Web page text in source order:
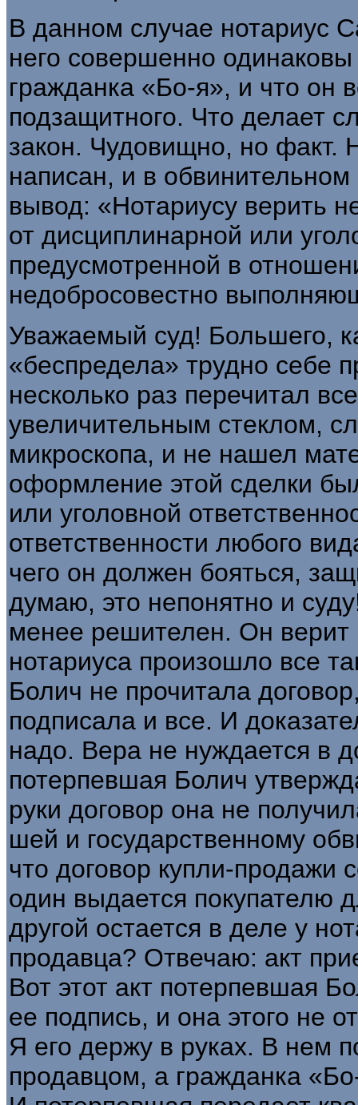
В данном случае нотариус
него совершенно
гражданка «Бо-я», и что он
подзащитного. Что делает
закон. Чудовищно, но факт.
написан, и в
вывод: «Нотариусу ве­рить
от дисципли­нарной или
предусмотрен­ной в
недобросовестно
Уважаемый суд! Большего,
«беспредела» трудно себе
несколько раз перечитал
увеличительным стеклом,
микроскопа, и не нашел
оформление этой сделки
или уголовной
ответственности любого
чего он должен бояться,
думаю, это непонятно и
менее решителен. Он верит
нотариуса произошло все
Болич не прочитала
подписала и все. И
надо. Вера не нуждается в
потерпевшая Бо­лич
руки до­говор она не
шей и государственному
что договор купли-продажи
один выдается покупателю
другой остается в деле у
продавца? Отвечаю: акт
Вот этот акт потерпевшая
ее подпись, и она этого не
Я его держу в ру­ках. В нем
продавцом, а гражданка